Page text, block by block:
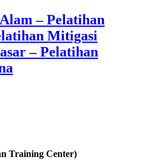
– Pelatihan
Mitigasi
– Pelatihan
Training Center)